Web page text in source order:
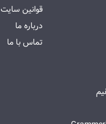
قوانین سایت
درباره ما
تماس با ما